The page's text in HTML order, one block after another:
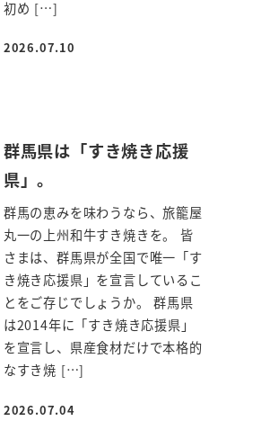
初め […]
投稿日
2026.07.10
群馬県は「すき焼き応援
県」。
群馬の恵みを味わうなら、旅籠屋
丸一の上州和牛すき焼きを。 皆
さまは、群馬県が全国で唯一「す
き焼き応援県」を宣言しているこ
とをご存じでしょうか。 群馬県
は2014年に「すき焼き応援県」
を宣言し、県産食材だけで本格的
なすき焼 […]
投稿日
2026.07.04